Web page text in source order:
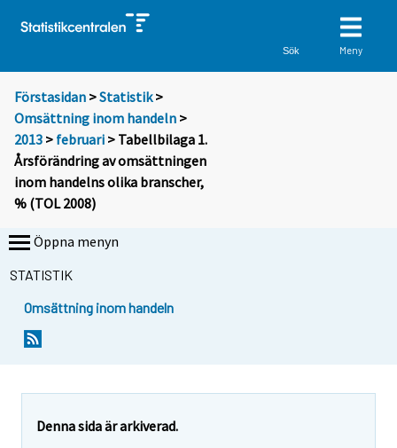
Sök Meny
Förstasidan >Statistik >
Omsättning inom handeln >
2013 > februari > Tabellbilaga 1.
Årsförändring av omsättningen
inom handelns olika branscher,
% (TOL 2008)
Öppna menyn
STATISTIK
Omsättning inom handeln
Denna sida är arkiverad.